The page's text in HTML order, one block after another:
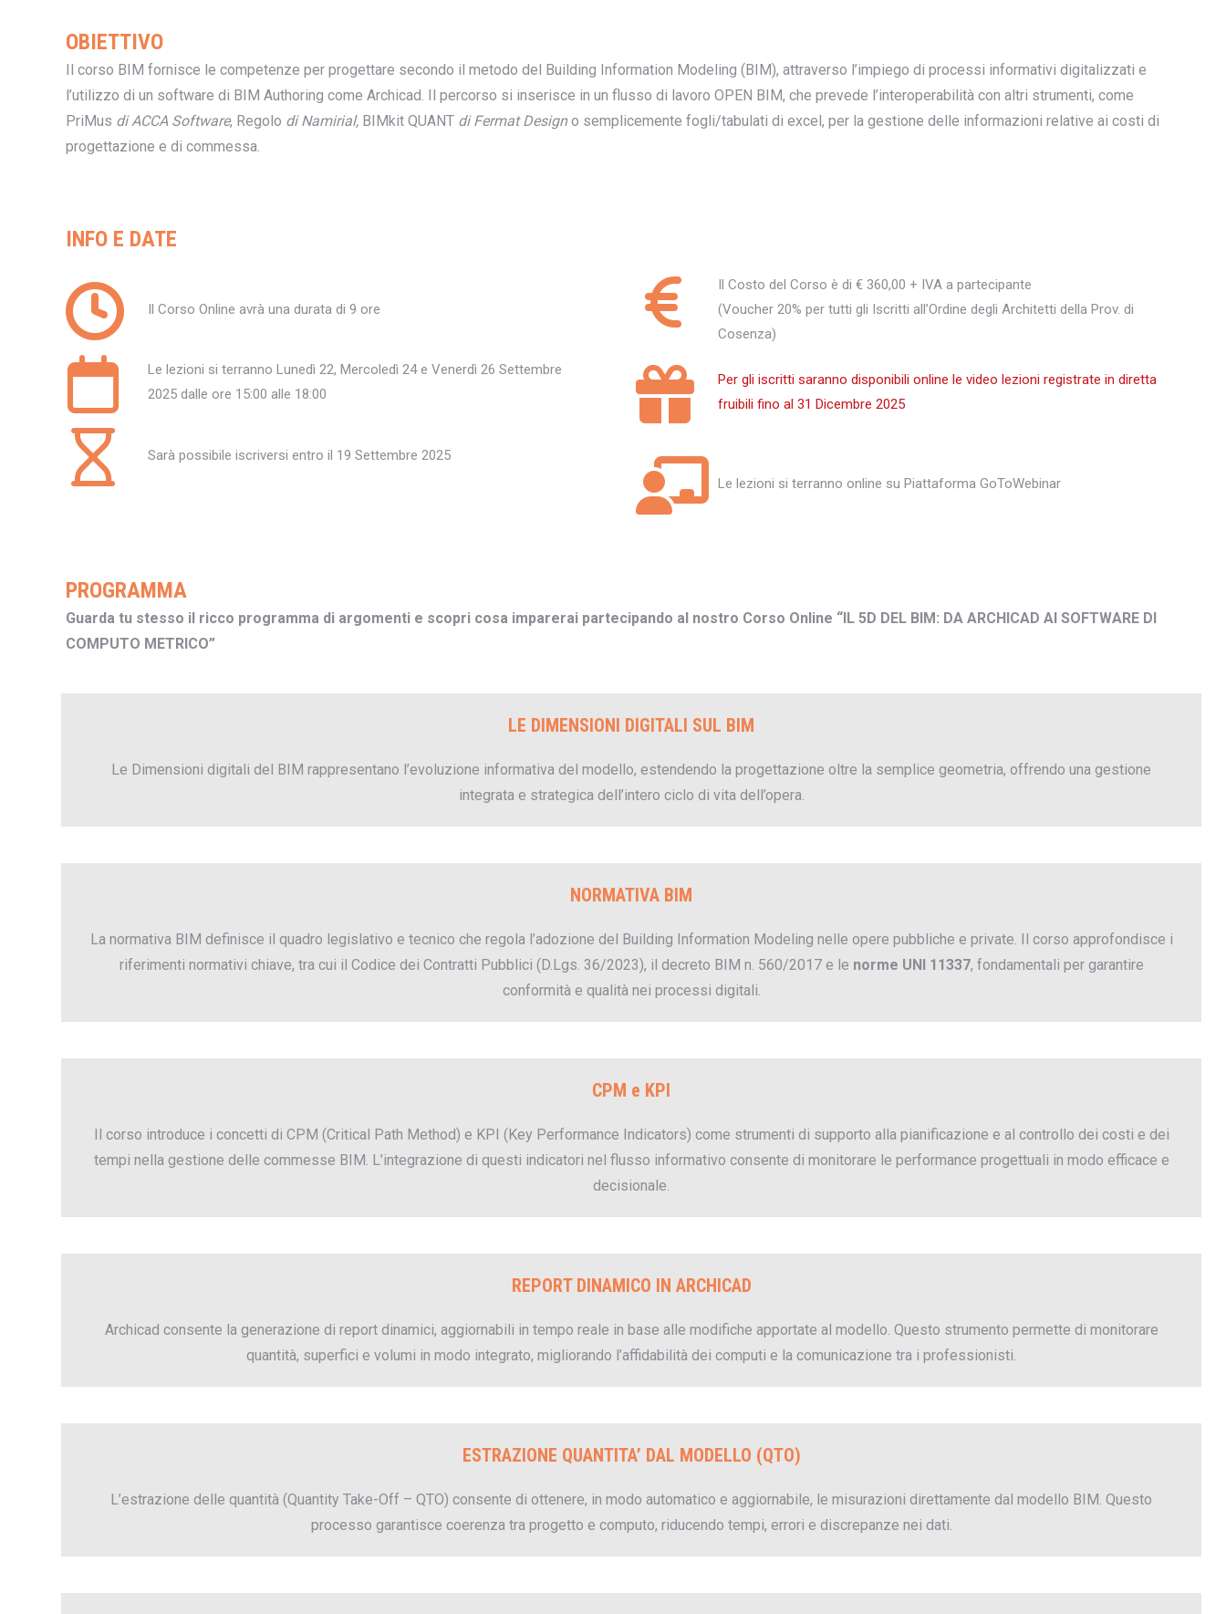
OBIETTIVO
Il corso BIM fornisce le competenze per progettare secondo il metodo del Building Information Modeling (BIM), attraverso l’impiego di processi informativi digitalizzati e
l’utilizzo di un software di BIM Authoring come Archicad. Il percorso si inserisce in un flusso di lavoro OPEN BIM, che prevede l’interoperabilità con altri strumenti, come
PriMus di ACCA Software, Regolo di Namirial, BIMkit QUANT di Fermat Designo semplicemente fogli/tabulati di excel, per la gestione delle informazioni relative ai costi di
progettazione e di commessa.
INFO E DATE
Il Corso Online avrà una durata di 9 ore
Le lezioni si terranno Lunedì 22, Mercoledì 24 e Venerdì 26 Settembre
2025 dalle ore 15:00 alle 18:00
Sarà possibile iscriversi entro il 19 Settembre 2025
Il Costo del Corso è di € 360,00 + IVA a partecipante
(Voucher 20% per tutti gli Iscritti all’Ordine degli Architetti della Prov. di
Cosenza)
Per gli iscritti saranno disponibili online le video lezioni registrate in diretta
fruibili fino al 31 Dicembre 2025
Le lezioni si terranno online su Piattaforma GoToWebinar
PROGRAMMA
Guarda tu stesso il ricco programma di argomenti e scopri cosa imparerai partecipando al nostro Corso Online “IL 5D DEL BIM: DA ARCHICAD AI SOFTWARE DI
COMPUTO METRICO”
LE DIMENSIONI DIGITALI SUL BIM
Le Dimensioni digitali del BIM rappresentano l’evoluzione informativa del modello, estendendo la progettazione oltre la semplice geometria, offrendo una gestione
integrata e strategica dell’intero ciclo di vita dell’opera.
NORMATIVA BIM
La normativa BIM definisce il quadro legislativo e tecnico che regola l’adozione del Building Information Modeling nelle opere pubbliche e private. Il corso approfondisce i
riferimenti normativi chiave, tra cui il Codice dei Contratti Pubblici (D.Lgs. 36/2023), il decreto BIM n. 560/2017 e le norme UNI 11337, fondamentali per garantire
conformità e qualità nei processi digitali.
CPM e KPI
Il corso introduce i concetti di CPM (Critical Path Method) e KPI (Key Performance Indicators) come strumenti di supporto alla pianificazione e al controllo dei costi e dei
tempi nella gestione delle commesse BIM. L’integrazione di questi indicatori nel flusso informativo consente di monitorare le performance progettuali in modo efficace e
decisionale.
REPORT DINAMICO IN ARCHICAD
Archicad consente la generazione di report dinamici, aggiornabili in tempo reale in base alle modifiche apportate al modello. Questo strumento permette di monitorare
quantità, superfici e volumi in modo integrato, migliorando l’affidabilità dei computi e la comunicazione tra i professionisti.
ESTRAZIONE QUANTITA’ DAL MODELLO (QTO)
L’estrazione delle quantità (Quantity Take-Off – QTO) consente di ottenere, in modo automatico e aggiornabile, le misurazioni direttamente dal modello BIM. Questo
processo garantisce coerenza tra progetto e computo, riducendo tempi, errori e discrepanze nei dati.